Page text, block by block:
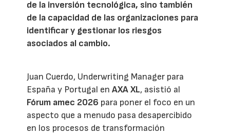
de la inversión tecnológica, sino también
de la capacidad de las organizaciones para
identificar y gestionar los riesgos
asociados al cambio.
Juan Cuerdo, Underwriting Manager para
España y Portugal enAXA XL, asistió al
Fórum amec 2026 para poner el foco en un
aspecto que a menudo pasa desapercibido
en los procesos de transformación